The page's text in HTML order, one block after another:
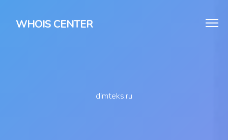
WHOIS CENTER
dimteks.ru